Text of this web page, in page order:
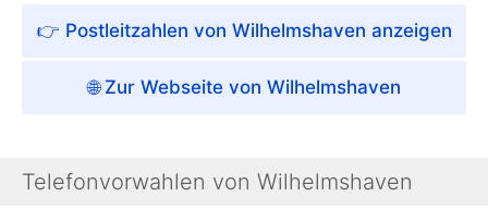
👉 Postleitzahlen von Wilhelmshaven anzeigen
🌐 Zur Webseite von Wilhelmshaven
Telefonvorwahlen von Wilhelmshaven